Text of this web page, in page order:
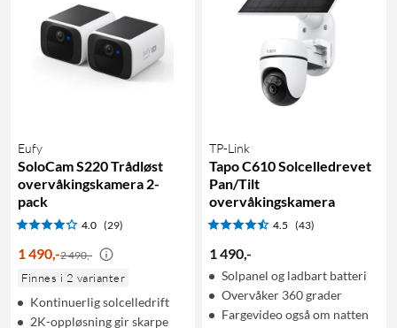
Eufy
SoloCam S220 Trådløst
overvåkingskamera 2-
pack
4.0 (29)
1 490,-2 490,-
Finnes i 2 varianter
Kontinuerlig solcelledrift
2K-oppløsning gir skarpe
TP-Link
Tapo C610 Solcelledrevet
Pan/Tilt
overvåkingskamera
4.5 (43)
1 490,-
Solpanel og ladbart batteri
Overvåker 360 grader
Fargevideo også om natten